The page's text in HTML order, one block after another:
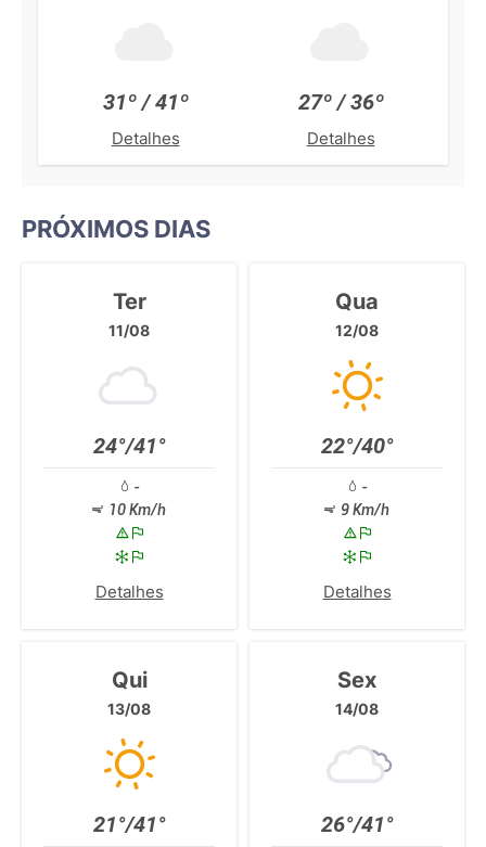
31º / 41º
Detalhes
27º / 36º
Detalhes
PRÓXIMOS DIAS
Ter
11/08
24°/41°
-
10 Km/h
Detalhes
Qua
12/08
22°/40°
-
9 Km/h
Detalhes
Qui
13/08
21°/41°
Sex
14/08
26°/41°